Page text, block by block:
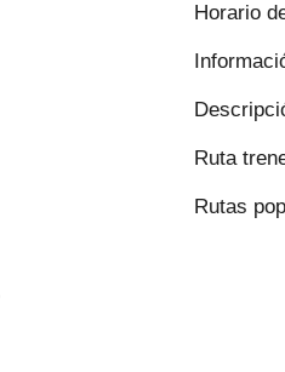
Horario
Ruta
Rutas